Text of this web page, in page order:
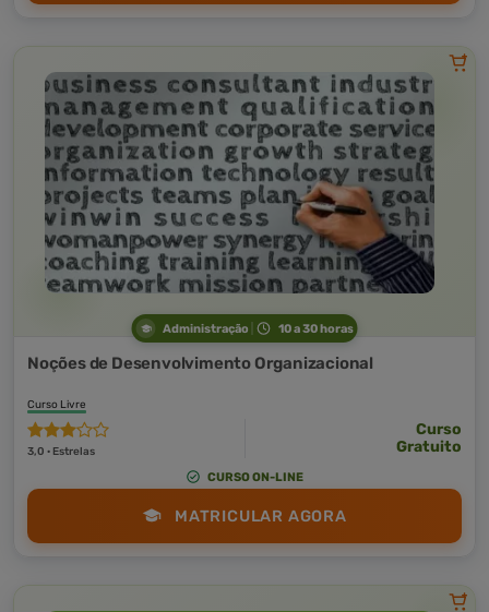
Administração 10 a 30 horas
Noções de Desenvolvimento Organizacional
Curso Livre
3,0 · Estrelas
Curso
Gratuito
CURSO ON-LINE
MATRICULAR AGORA